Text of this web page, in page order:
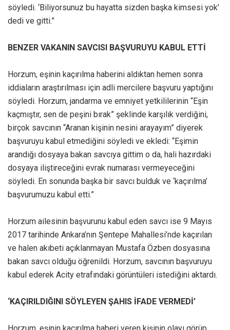
söyledi. ‘Biliyorsunuz bu hayatta sizden başka kimsesi yok’
dedi ve gitti.”
BENZER VAKANIN SAVCISI BAŞVURUYU KABUL ETTİ
Horzum, eşinin kaçırılma haberini aldıktan hemen sonra
iddiaların araştırılması için adli mercilere başvuru yaptığını
söyledi. Horzum, jandarma ve emniyet yetkililerinin “Eşin
kaçmıştır, sen de peşini bırak” şeklinde karşılık verdiğini,
birçok savcının “Aranan kişinin nesini arayayım” diyerek
başvuruyu kabul etmediğini söyledi ve ekledi: “Eşimin
arandığı dosyaya bakan savcıya gittim o da, hali hazırdaki
dosyaya iliştireceğini evrak numarası vermeyeceğini
söyledi. En sonunda başka bir savcı bulduk ve ‘kaçırılma’
başvurumuzu kabul etti.”
Horzum ailesinin başvurunu kabul eden savcı ise 9 Mayıs
2017 tarihinde Ankara’nın Şentepe Mahallesi’nde kaçırılan
ve halen akıbeti açıklanmayan Mustafa Özben dosyasına
bakan savcı olduğu öğrenildi. Horzum, savcının başvuruyu
kabul ederek Acity etrafındaki görüntüleri istediğini aktardı.
‘KAÇIRILDIĞINI SÖYLEYEN ŞAHIS İFADE VERMEDİ’